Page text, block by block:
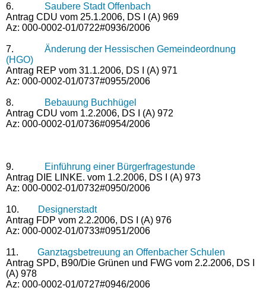
6.
Saubere Stadt Offenbach
Antrag CDU vom 25.1.2006, DS I (A) 969
Az: 000-0002-01/0722#0936/2006
7.
Änderung der Hessischen Gemeindeordnung
(HGO)
Antrag REP vom 31.1.2006, DS I (A) 971
Az: 000-0002-01/0737#0955/2006
8.
Bebauung Buchhügel
Antrag CDU vom 1.2.2006, DS I (A) 972
Az: 000-0002-01/0736#0954/2006
9.
Einführung einer Bürgerfragestunde
Antrag DIE LINKE. vom 1.2.2006, DS I (A) 973
Az: 000-0002-01/0732#0950/2006
10.
Designerstadt
Antrag FDP vom 2.2.2006, DS I (A) 976
Az: 000-0002-01/0733#0951/2006
11.
Ganztagsbetreuung an Offenbacher Schulen
Antrag SPD, B90/Die Grünen und FWG vom 2.2.2006, DS I
(A) 978
Az: 000-0002-01/0727#0946/2006